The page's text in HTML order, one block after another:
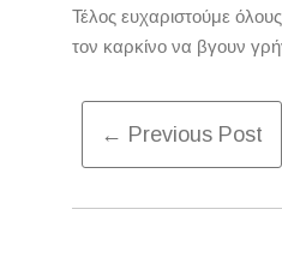
Τέλος ευχαριστούμε
τον καρκίνο να βγουν
Post
← Previous Post